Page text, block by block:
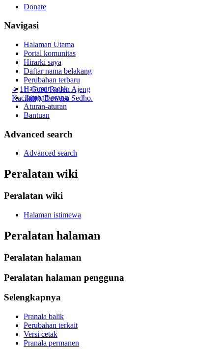
♀ 11. Gusti Raden Ajeng
Kacihing, Dewasa Sedho.
Donate
Navigasi
Halaman Utama
Portal komunitas
Hirarki saya
Daftar nama belakang
Perubahan terbaru
Halaman acak
Tambah orang
Aturan-aturan
Bantuan
Advanced search
Advanced search
Peralatan wiki
Peralatan wiki
Halaman istimewa
Peralatan halaman
Peralatan halaman
Peralatan halaman pengguna
Selengkapnya
Pranala balik
Perubahan terkait
Versi cetak
Pranala permanen